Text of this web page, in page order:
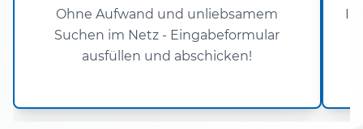
Ohne Aufwand und unliebsamem
Suchen im Netz - Eingabeformular
ausfüllen und abschicken!